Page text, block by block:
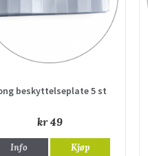
beskyttelseplate 5 st
kr 49
Info Kjøp